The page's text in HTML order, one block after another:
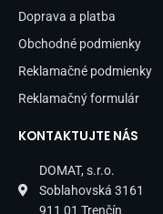
Doprava a platba
Obchodné podmienky
Reklamačné podmienky
Reklamačný formulár
KONTAKTUJTE NÁS
DOMAT, s.r.o.
Soblahovská 3161
911 01 Trenčín